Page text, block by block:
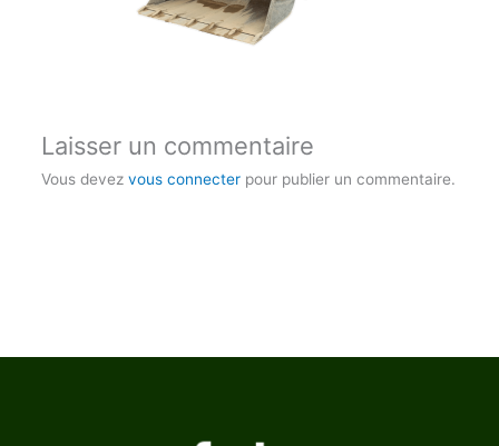
Laisser un commentaire
Vous devez vous connecterpour publier un commentaire.